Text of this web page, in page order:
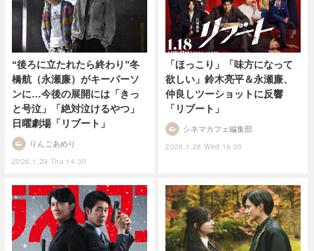
“後ろに立たれたら終わり”冬
橋航（永瀬廉）がキーパーソ
ンに…今後の展開には「きっ
と号泣」「絶対泣けるやつ」
日曜劇場「リブート」
2026.1.29 Thu 14:30
りんごあめり
「ほっこり」「味方になって
欲しい」鈴木亮平＆永瀬廉、
仲良しツーショットに反響
「リブート」
2026.1.28 Wed 16:30
シネマカフェ編集部